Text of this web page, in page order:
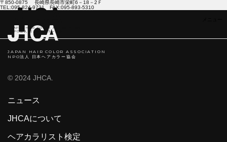
JAPAN HAIR COLOR ASSOCIATION
NPO法人 日本ヘアカラ―協会
〒850-0875 長崎県長崎市栄町6－18－2Ｆ
TEL:095-824-9721 FAX:095-893-5310
JAPAN HAIR COLOR ASSOCIATION
NPO法人 日本ヘアカラー協会
© 2024 JHCA.
ニュース
JHCAについて
ヘアカラリスト検定